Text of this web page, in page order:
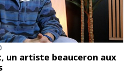
un artiste beauceron aux